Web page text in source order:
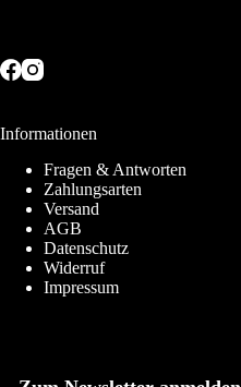
Informationen
Fragen & Antworten
Zahlungsarten
Versand
AGB
Datenschutz
Widerruf
Impressum